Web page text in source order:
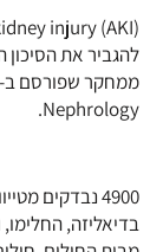
להגביר את הסיכון
Nephrology.